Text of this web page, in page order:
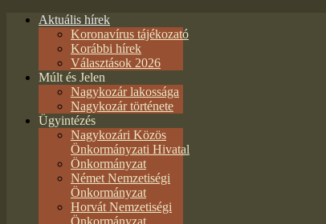
Aktuális hírek
Koronavírus tájékozató
Korábbi hírek
Választások 2026
Múlt és Jelen
Nagykozár lakossága
Nagykozár története
Ügyintézés
Nagykozári Közös
Önkormányzati Hivatal
Önkormányzat
Német Nemzetiségi
Önkormányzat
Horvát Nemzetiségi
Önkormányzat